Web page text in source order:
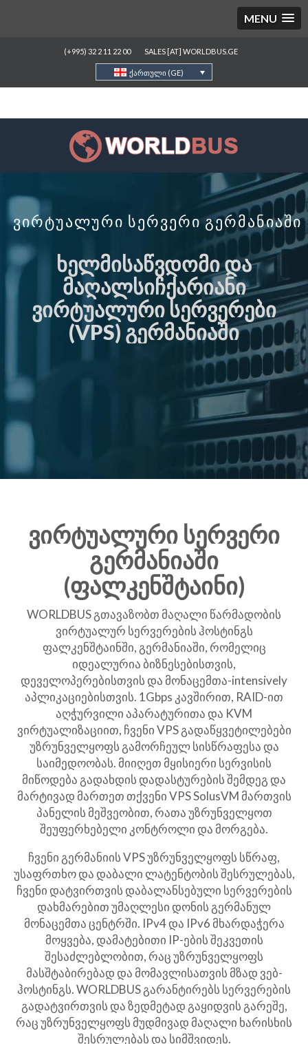
MENU
(+995) 32 2 11 22 00 SALES [AT] WORLDBUS.GE
ქართული (GE)
ვირტუალური სერვერი გერმანიაში
ᲮᲔᲚᲛᲘᲡᲐᲬᲕᲓᲝᲛᲘ ᲓᲐ
ᲛᲐᲦᲐᲚᲡᲘᲩᲥᲐᲠᲘᲐᲜᲘ
ᲕᲘᲠᲢᲣᲐᲚᲣᲠᲘ ᲡᲔᲠᲕᲔᲠᲔᲑᲘ
(VPS) ᲒᲔᲠᲛᲐᲜᲘᲐᲨᲘ​
ვირტუალური სერვერი
გერმანიაში
(ფალკენშტაინი)
WORLDBUS გთავაზობთ მაღალი წარმადობის
ვირტუალურ სერვერების ჰოსტინგს
ფალკენშტაინში, გერმანიაში, რომელიც
იდეალურია ბიზნესებისთვის,
დეველოპერებისთვის და მონაცემთა-intensively
აპლიკაციებისთვის. 1Gbps კავშირით, RAID-ით
აღჭურვილი აპარატურითა და KVM
ვირტუალიზაციით, ჩვენი VPS გადაწყვეტილებები
უზრუნველყოფს გამორჩეულ სისწრაფესა და
საიმედოობას. მიიღეთ მყისიერი სერვისის
მიწოდება გადახდის დადასტურების შემდეგ და
მარტივად მართეთ თქვენი VPS SolusVM მართვის
პანელის მეშვეობით, რათა უზრუნველყოთ
შეუფერხებელი კონტროლი და მორგება.
ჩვენი გერმანიის VPS უზრუნველყოფს სწრაფ,
უსაფრთხო და დაბალი ლატენტობის შესრულებას,
ჩვენი დატვირთვის დაბალანსებული სერვერების
დახმარებით უმაღლესი დონის გერმანულ
მონაცემთა ცენტრში. IPv4 და IPv6 მხარდაჭერა
მოყვება, დამატებითი IP-ების შეკვეთის
შესაძლებლობით, რაც უზრუნველყოფს
მასშტაბირებად და მომავლისათვის მზად ვებ-
ჰოსტინგს. WORLDBUS გარანტირებს სერვერების
გადატვირთვის და ზედმეტად გაყიდვის გარეშე,
რაც უზრუნველყოფს მუდმივად მაღალი ხარისხის
შესრულებას და სიმშვიდეს.